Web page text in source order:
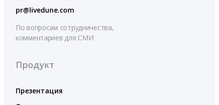
pr@livedune.com
По вопросам сотрудничества,
комментариев для СМИ
Продукт
Презентация